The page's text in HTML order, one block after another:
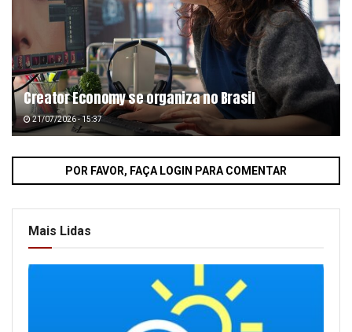
Creator Economy se organiza no Brasil
21/07/2026 - 15:37
POR FAVOR, FAÇA LOGIN PARA COMENTAR
Mais Lidas